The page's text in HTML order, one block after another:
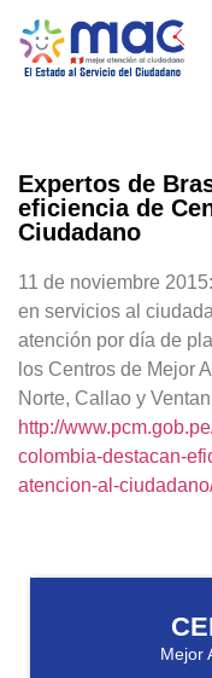
Expertos de
eficiencia de
Ciudadano
11 de noviembre
en servicios al
atención por día de
los Centros de Mejor
Norte, Callao y
http://
colombia-destacan-
atencion-al-
Mejor